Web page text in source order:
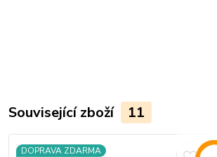
Související zboží 11
DOPRAVA ZDARMA